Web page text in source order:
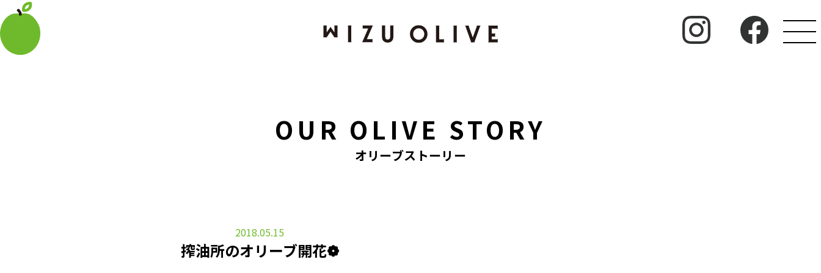
OUR OLIVE STORY
オリーブストーリー
2018.05.15
搾油所のオリーブ開花❁